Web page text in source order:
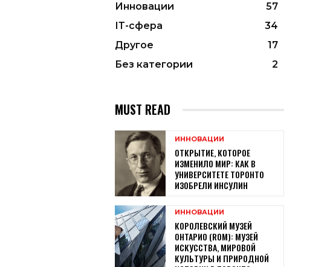
Инновации
57
ІТ-сфера
34
Другое
17
Без категории
2
MUST READ
ИННОВАЦИИ
ОТКРЫТИЕ, КОТОРОЕ
ИЗМЕНИЛО МИР: КАК В
УНИВЕРСИТЕТЕ ТОРОНТО
ИЗОБРЕЛИ ИНСУЛИН
ИННОВАЦИИ
КОРОЛЕВСКИЙ МУЗЕЙ
ОНТАРИО (ROM): МУЗЕЙ
ИСКУССТВА, МИРОВОЙ
КУЛЬТУРЫ И ПРИРОДНОЙ